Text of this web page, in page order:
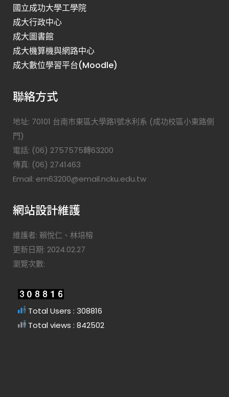
國立成功大學工學院
成大行政中心
成大圖書館
成大機算機與網路中心
成大數位學習平台(Moodle)
聯絡方式
地址: 70101 台南市東區大學路1號水利系 (成功校區小東路側
門)
電話: (06) 2757575轉63200
傳真: (06) 2741463
Email: em63200@email.ncku.edu.tw
網站設計維護
維護者: 賴悅仁、林培榕
更新日期: 2024.02.27
瀏覽次數:
Total Users : 308816
Total views : 842502